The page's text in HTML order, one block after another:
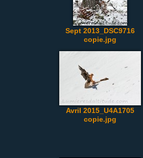
Sept 2013_DSC9716
copie.jpg
Avril 2015_U4A1705
copie.jpg